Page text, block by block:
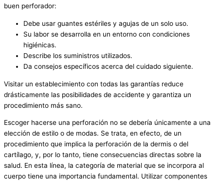
buen perforador:
Debe usar guantes estériles y agujas de un solo uso.
Su labor se desarrolla en un entorno con condiciones
higiénicas.
Describe los suministros utilizados.
Da consejos específicos acerca del cuidado siguiente.
Visitar un establecimiento con todas las garantías reduce
drásticamente las posibilidades de accidente y garantiza un
procedimiento más sano.
Escoger hacerse una perforación no se debería únicamente a una
elección de estilo o de modas. Se trata, en efecto, de un
procedimiento que implica la perforación de la dermis o del
cartílago, y, por lo tanto, tiene consecuencias directas sobre la
salud. En esta línea, la categoría de material que se incorpora al
cuerpo tiene una importancia fundamental. Utilizar componentes